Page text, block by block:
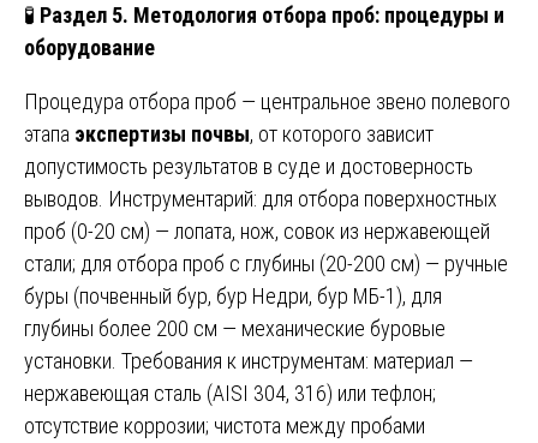
🧪 Раздел 5. Методология отбора проб: процедуры и
оборудование
Процедура отбора проб — центральное звено полевого
этапа экспертизы почвы, от которого зависит
допустимость результатов в суде и достоверность
выводов. Инструментарий: для отбора поверхностных
проб (0-20 см) — лопата, нож, совок из нержавеющей
стали; для отбора проб с глубины (20-200 см) — ручные
буры (почвенный бур, бур Недри, бур МБ-1), для
глубины более 200 см — механические буровые
установки. Требования к инструментам: материал —
нержавеющая сталь (AISI 304, 316) или тефлон;
отсутствие коррозии; чистота между пробами